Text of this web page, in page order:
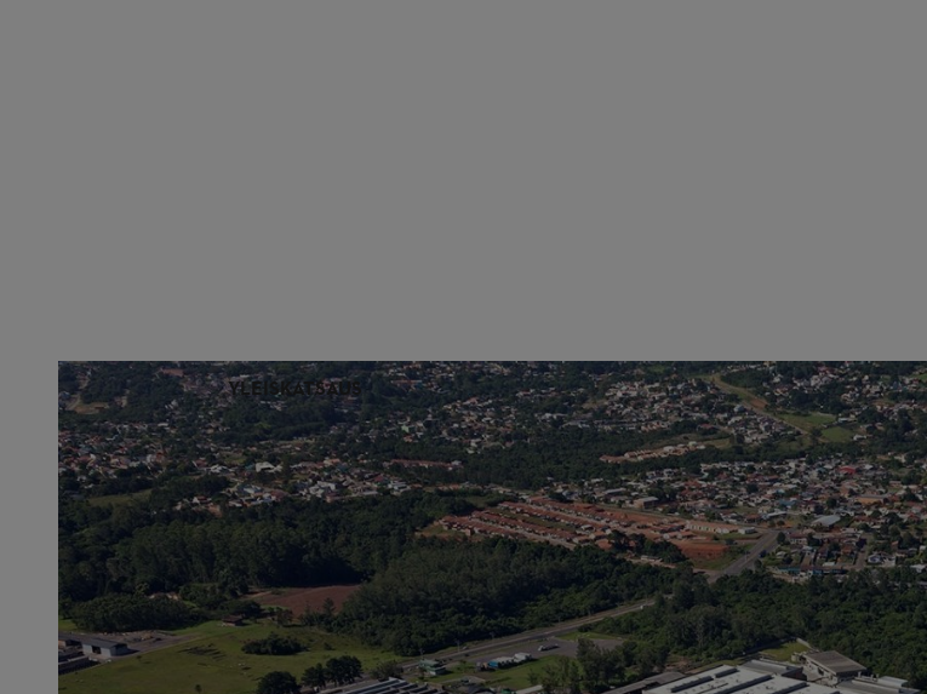
YLEISKATSAUS
Brasiliassa
2 300 megawattituntia
70 %
yli 10 miljoonaa Brasilian realia.